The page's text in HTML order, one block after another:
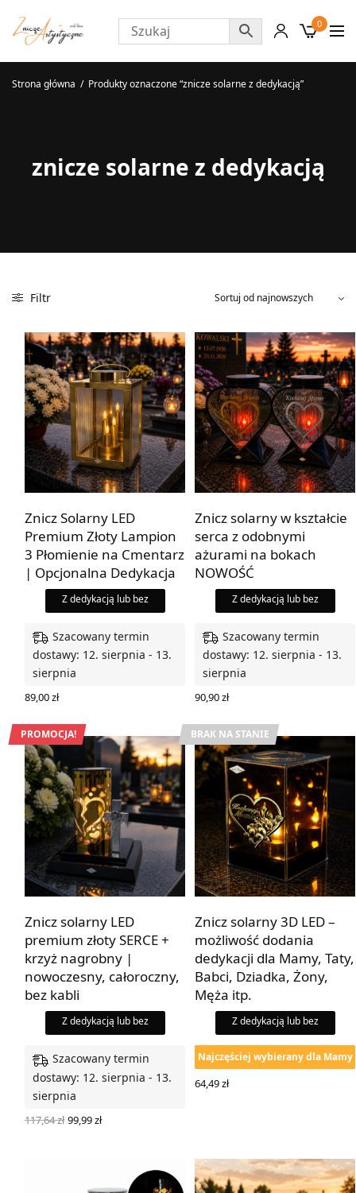
0
Strona główna / Produkty oznaczone “znicze solarne z dedykacją”
znicze solarne z dedykacją
Filtr
Znicz Solarny LED
Premium Złoty Lampion
3 Płomienie na Cmentarz
| Opcjonalna Dedykacja
Z dedykacją lub bez
Szacowany termin
dostawy: 12. sierpnia - 13.
sierpnia
89,00zł
Znicz solarny w kształcie
serca z odobnymi
ażurami na bokach
NOWOŚĆ
Z dedykacją lub bez
Szacowany termin
dostawy: 12. sierpnia - 13.
sierpnia
90,90zł
PROMOCJA!
Znicz solarny LED
premium złoty SERCE +
krzyż nagrobny |
nowoczesny, całoroczny,
bez kabli
Z dedykacją lub bez
Szacowany termin
dostawy: 12. sierpnia - 13.
sierpnia
117,64zł Pierwotna
cena
99,99złAktualna
BRAK NA STANIE
Znicz solarny 3D LED –
możliwość dodania
dedykacji dla Mamy, Taty,
Babci, Dziadka, Żony,
Męża itp.
Z dedykacją lub bez
Najczęściej wybierany dla Mamy
64,49zł